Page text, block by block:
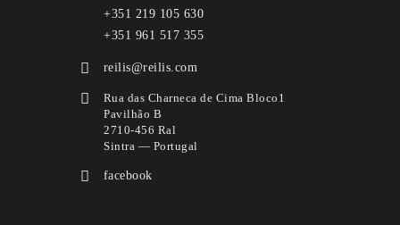
+351 219 105 630
+351 961 517 355
reilis@reilis.com
Rua das Charneca de Cima Bloco1
Pavilhão B
2710-456 Ral
Sintra — Portugal
facebook